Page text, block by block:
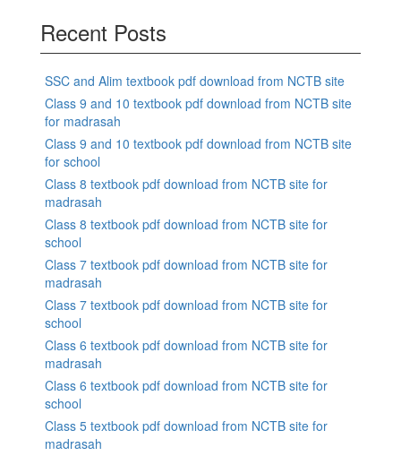
Recent Posts
SSC and Alim textbook pdf download from NCTB site
Class 9 and 10 textbook pdf download from NCTB site
for madrasah
Class 9 and 10 textbook pdf download from NCTB site
for school
Class 8 textbook pdf download from NCTB site for
madrasah
Class 8 textbook pdf download from NCTB site for
school
Class 7 textbook pdf download from NCTB site for
madrasah
Class 7 textbook pdf download from NCTB site for
school
Class 6 textbook pdf download from NCTB site for
madrasah
Class 6 textbook pdf download from NCTB site for
school
Class 5 textbook pdf download from NCTB site for
madrasah